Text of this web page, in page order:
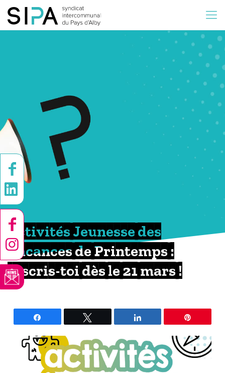
Activités Jeunesse des
Vacances de Printemps :
inscris-toi dès le 21 mars !